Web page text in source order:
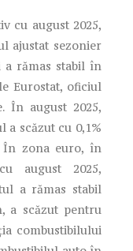
cu august 2025,
ajustat sezonier
a rămas stabil în
Eurostat, oficiul
În august 2025,
scăzut cu 0,1%
zona euro, în
august 2025,
a rămas stabil
a scăzut pentru
combustibilului